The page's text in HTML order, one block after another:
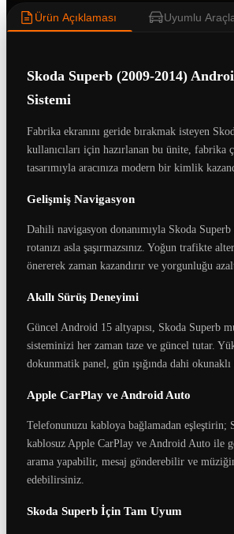
Ürün Açıklaması Uyumlu
Skoda Superb (2009-2014)
Sistemi
Fabrika ekranını geride bırakmak isteyen
kullanıcıları için hazırlanan bu ünite, fabrika
tasarımıyla aracınıza modern bir kimlik
Gelişmiş Navigasyon
Dahili navigasyon donanımıyla Skoda
rotanızı asla şaşırmazsınız. Yoğun trafikte
önererek zaman kazandırır ve yorgunluğu
Akıllı Sürüş Deneyimi
Güncel Android 15 altyapısı, Skoda Superb
sisteminizi her zaman taze ve güncel tutar.
dokunmatik panel, gün ışığında dahi
Apple CarPlay ve Android Auto
Telefonunuzu kabloya bağlamadan eşleştirin;
kablosuz Apple CarPlay ve Android Auto ile
arama yapabilir, mesaj gönderebilir ve
edebilirsiniz.
Skoda Superb İçin Tam Uyum